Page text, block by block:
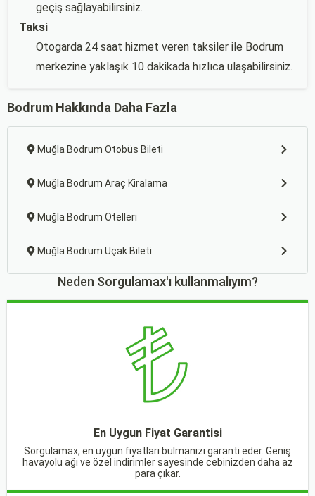
geçiş sağlayabilirsiniz.
Taksi
Otogarda 24 saat hizmet veren taksiler ile Bodrum
merkezine yaklaşık 10 dakikada hızlıca ulaşabilirsiniz.
Bodrum Hakkında Daha Fazla
Muğla Bodrum Otobüs Bileti
Muğla Bodrum Araç Kiralama
Muğla Bodrum Otelleri
Muğla Bodrum Uçak Bileti
Neden Sorgulamax'ı kullanmalıyım?
En Uygun Fiyat Garantisi
Sorgulamax, en uygun fiyatları bulmanızı garanti eder. Geniş
havayolu ağı ve özel indirimler sayesinde cebinizden daha az
para çıkar.